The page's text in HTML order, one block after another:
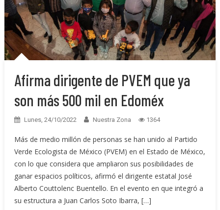
Afirma dirigente de PVEM que ya
son más 500 mil en Edoméx
Lunes, 24/10/2022 Nuestra Zona 1364
Más de medio millón de personas se han unido al Partido
Verde Ecologista de México (PVEM) en el Estado de México,
con lo que considera que ampliaron sus posibilidades de
ganar espacios políticos, afirmó el dirigente estatal José
Alberto Couttolenc Buentello. En el evento en que integró a
su estructura a Juan Carlos Soto Ibarra, […]